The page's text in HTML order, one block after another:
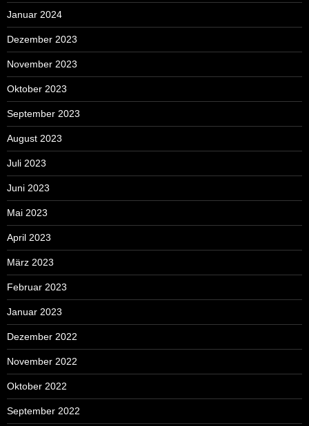
Januar 2024
Dezember 2023
November 2023
Oktober 2023
September 2023
August 2023
Juli 2023
Juni 2023
Mai 2023
April 2023
März 2023
Februar 2023
Januar 2023
Dezember 2022
November 2022
Oktober 2022
September 2022